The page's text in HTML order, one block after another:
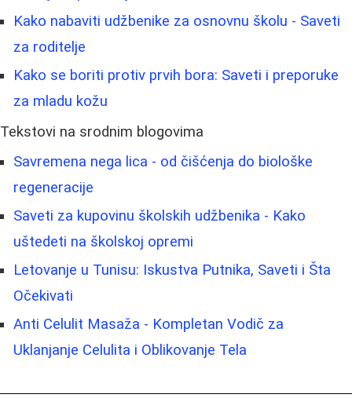
Kako nabaviti udžbenike za osnovnu školu - Saveti
za roditelje
Kako se boriti protiv prvih bora: Saveti i preporuke
za mladu kožu
Tekstovi na srodnim blogovima
Savremena nega lica - od čišćenja do biološke
regeneracije
Saveti za kupovinu školskih udžbenika - Kako
uštedeti na školskoj opremi
Letovanje u Tunisu: Iskustva Putnika, Saveti i Šta
Očekivati
Anti Celulit Masaža - Kompletan Vodič za
Uklanjanje Celulita i Oblikovanje Tela